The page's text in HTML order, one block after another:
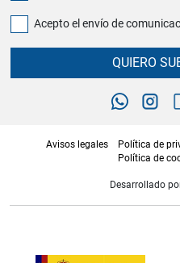
Acepto el envío de
QUIERO
Avisos legales Política de
Política de
Desarrollado